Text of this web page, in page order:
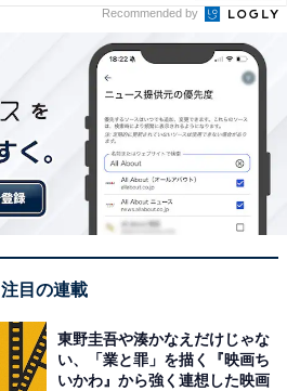
Recommended by
注目の連載
東野圭吾や湊かなえだけじゃな
い、「業と罪」を描く『映画ち
いかわ』から強く連想した映画